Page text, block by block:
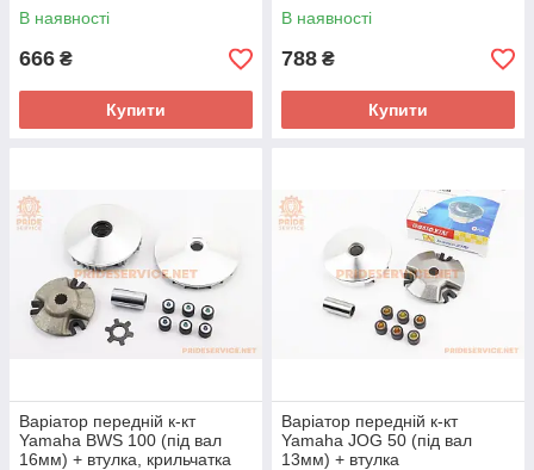
В наявності
666 ₴
Купити
В наявності
788 ₴
Купити
Варіатор передній к-кт
Yamaha BWS 100 (під вал
16мм) + втулка, крильчатка
Варіатор передній к-кт
Yamaha JOG 50 (під вал
13мм) + втулка